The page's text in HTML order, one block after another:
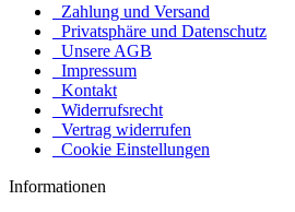
Zahlung und Versand
Privatsphäre und Datenschutz
Unsere AGB
Impressum
Kontakt
Widerrufsrecht
Vertrag widerrufen
Cookie Einstellungen
Informationen